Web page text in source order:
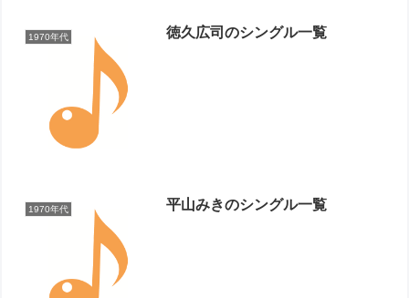
1970年代 徳久広司のシングル一覧
1970年代 平山みきのシングル一覧